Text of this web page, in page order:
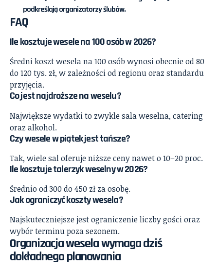
podkreślają organizatorzy ślubów.
FAQ
Ile kosztuje wesele na 100 osób w 2026?
Średni koszt wesela na 100 osób wynosi obecnie od 80
do 120 tys. zł, w zależności od regionu oraz standardu
przyjęcia.
Co jest najdroższe na weselu?
Największe wydatki to zwykle sala weselna, catering
oraz alkohol.
Czy wesele w piątek jest tańsze?
Tak, wiele sal oferuje niższe ceny nawet o 10–20 proc.
Ile kosztuje talerzyk weselny w 2026?
Średnio od 300 do 450 zł za osobę.
Jak ograniczyć koszty wesela?
Najskuteczniejsze jest ograniczenie liczby gości oraz
wybór terminu poza sezonem.
Organizacja wesela wymaga dziś
dokładnego planowania